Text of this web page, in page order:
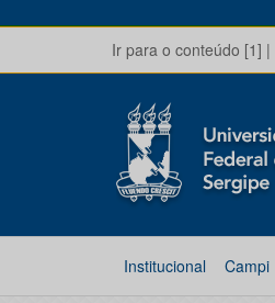
Ir para o conteúdo [1] |
Institucional Campi